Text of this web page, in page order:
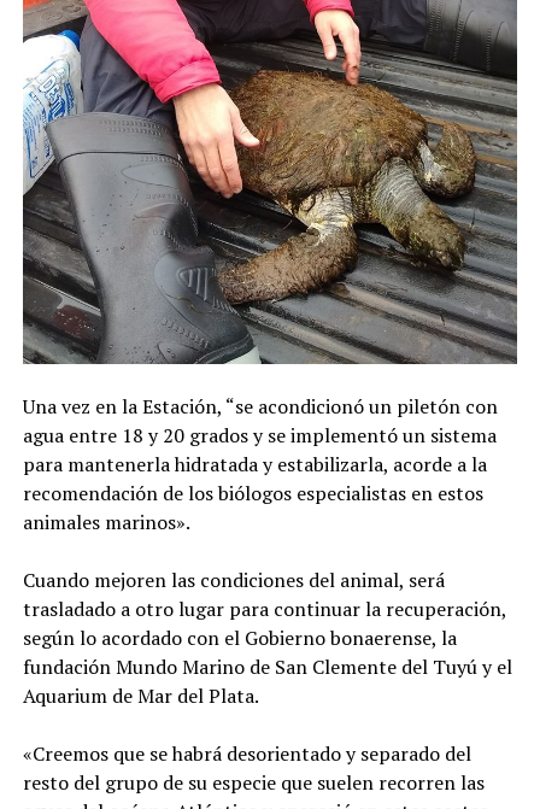
Una vez en la Estación, “se acondicionó un piletón con
agua entre 18 y 20 grados y se implementó un sistema
para mantenerla hidratada y estabilizarla, acorde a la
recomendación de los biólogos especialistas en estos
animales marinos».
Cuando mejoren las condiciones del animal, será
trasladado a otro lugar para continuar la recuperación,
según lo acordado con el Gobierno bonaerense, la
fundación Mundo Marino de San Clemente del Tuyú y el
Aquarium de Mar del Plata.
«Creemos que se habrá desorientado y separado del
resto del grupo de su especie que suelen recorren las